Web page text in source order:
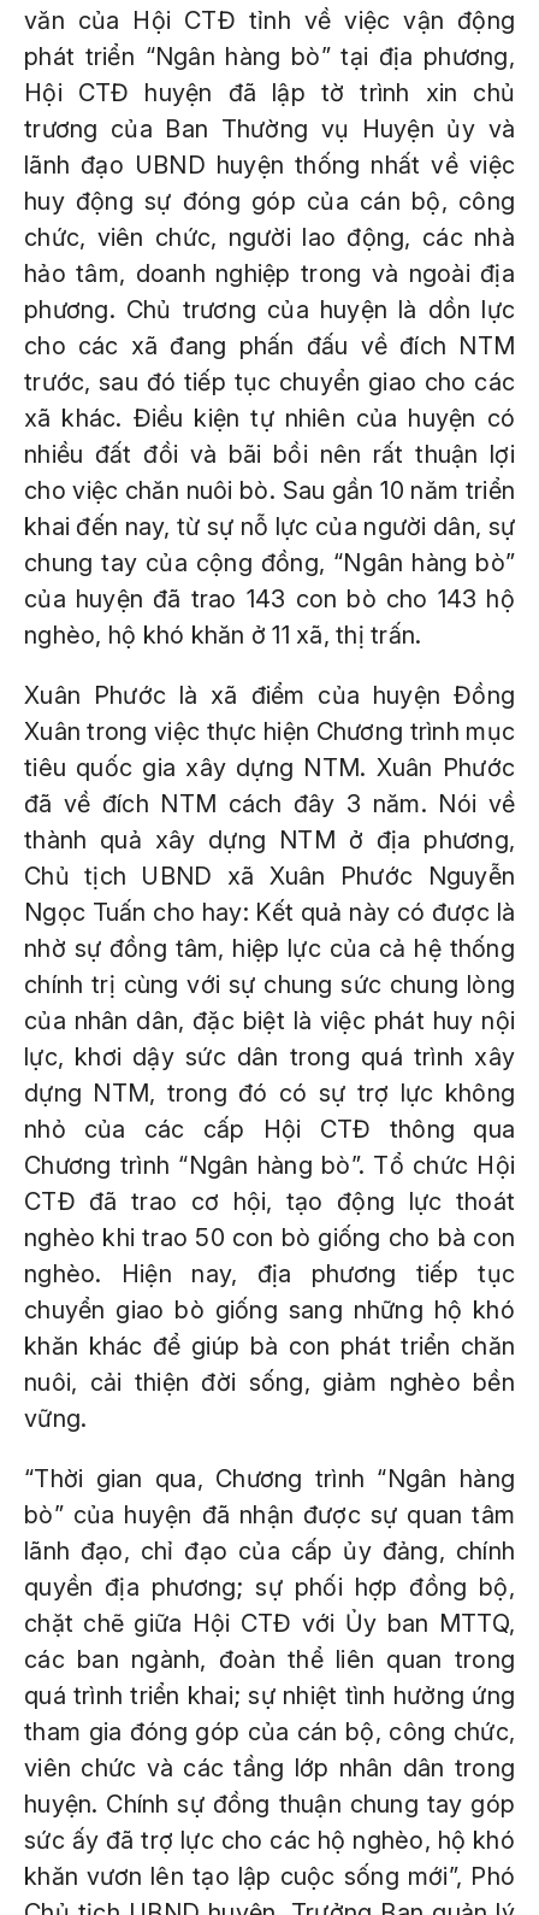
văn của Hội CTĐ tỉnh về việc vận động
phát triển “Ngân hàng bò” tại địa phương,
Hội CTĐ huyện đã lập tờ trình xin chủ
trương của Ban Thường vụ Huyện ủy và
lãnh đạo UBND huyện thống nhất về việc
huy động sự đóng góp của cán bộ, công
chức, viên chức, người lao động, các nhà
hảo tâm, doanh nghiệp trong và ngoài địa
phương. Chủ trương của huyện là dồn lực
cho các xã đang phấn đấu về đích NTM
trước, sau đó tiếp tục chuyển giao cho các
xã khác. Điều kiện tự nhiên của huyện có
nhiều đất đồi và bãi bồi nên rất thuận lợi
cho việc chăn nuôi bò. Sau gần 10 năm triển
khai đến nay, từ sự nỗ lực của người dân, sự
chung tay của cộng đồng, “Ngân hàng bò”
của huyện đã trao 143 con bò cho 143 hộ
nghèo, hộ khó khăn ở 11 xã, thị trấn.
Xuân Phước là xã điểm của huyện Đồng
Xuân trong việc thực hiện Chương trình mục
tiêu quốc gia xây dựng NTM. Xuân Phước
đã về đích NTM cách đây 3 năm. Nói về
thành quả xây dựng NTM ở địa phương,
Chủ tịch UBND xã Xuân Phước Nguyễn
Ngọc Tuấn cho hay: Kết quả này có được là
nhờ sự đồng tâm, hiệp lực của cả hệ thống
chính trị cùng với sự chung sức chung lòng
của nhân dân, đặc biệt là việc phát huy nội
lực, khơi dậy sức dân trong quá trình xây
dựng NTM, trong đó có sự trợ lực không
nhỏ của các cấp Hội CTĐ thông qua
Chương trình “Ngân hàng bò”. Tổ chức Hội
CTĐ đã trao cơ hội, tạo động lực thoát
nghèo khi trao 50 con bò giống cho bà con
nghèo. Hiện nay, địa phương tiếp tục
chuyển giao bò giống sang những hộ khó
khăn khác để giúp bà con phát triển chăn
nuôi, cải thiện đời sống, giảm nghèo bền
vững.
“Thời gian qua, Chương trình “Ngân hàng
bò” của huyện đã nhận được sự quan tâm
lãnh đạo, chỉ đạo của cấp ủy đảng, chính
quyền địa phương; sự phối hợp đồng bộ,
chặt chẽ giữa Hội CTĐ với Ủy ban MTTQ,
các ban ngành, đoàn thể liên quan trong
quá trình triển khai; sự nhiệt tình hưởng ứng
tham gia đóng góp của cán bộ, công chức,
viên chức và các tầng lớp nhân dân trong
huyện. Chính sự đồng thuận chung tay góp
sức ấy đã trợ lực cho các hộ nghèo, hộ khó
khăn vươn lên tạo lập cuộc sống mới”, Phó